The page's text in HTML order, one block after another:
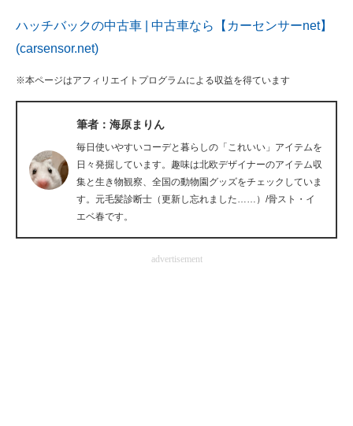
ビジネスと働き方のヒント
経営リーダーのコミュニティ
マーケ×ITの今がよく分かる
ITエンジニア向け専門サイト
IT製品の技術・比較・事例
ハッチバックの中古車 | 中古車なら【カーセンサーnet】
(carsensor.net)
※本ページはアフィリエイトプログラムによる収益を得ています
筆者：海原まりん
毎日使いやすいコーデと暮らしの「これいい」アイテムを
日々発掘しています。趣味は北欧デザイナーのアイテム収
集と生き物観察、全国の動物園グッズをチェックしていま
す。元毛髪診断士（更新し忘れました……）/骨スト・イ
エベ春です。
advertisement